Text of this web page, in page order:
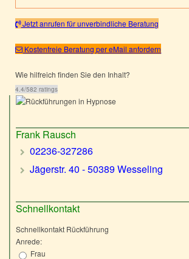
Jetzt anrufen für unverbindliche Beratung
Kostenfreie Beratung per eMail anfordern
Wie hilfreich finden Sie den Inhalt?
4.4/582 ratings
Frank Rausch
02236-327286
Jägerstr. 40 - 50389 Wesseling
Schnellkontakt
Schnellkontakt Rückführung
Anrede:
Frau